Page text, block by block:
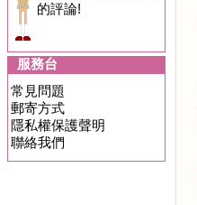
的評論!
服務台
常見問題
郵寄方式
隱私權保護聲明
聯絡我們